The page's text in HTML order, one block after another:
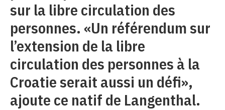
sur la libre circulation des
personnes. «Un référendum sur
l’extension de la libre
circulation des personnes à la
Croatie serait aussi un défi»,
ajoute ce natif de Langenthal.